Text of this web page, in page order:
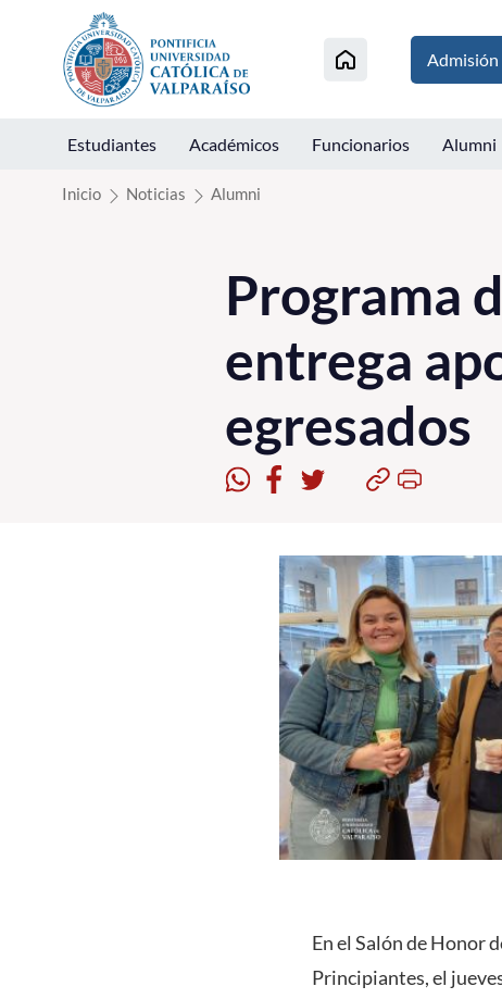
Click acá para ir directamente al contenido
Admisión
Estudiantes Académicos Funcionarios Alumni
Inicio Noticias Alumni
Programa
entrega
egresados
En el Salón de Honor
Principiantes, el